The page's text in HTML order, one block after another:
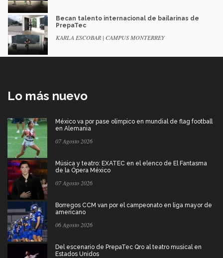
Becan talento internacional de bailarinas de
PrepaTec
KARLA ESCOBAR | CAMPUS MONTERREY
Lo más nuevo
México va por pase olímpico en mundial de flag football
en Alemania
07 Agosto 2026
Música y teatro: EXATEC en el elenco de El Fantasma
de la Ópera México
07 Agosto 2026
Borregos CCM van por el campeonato en liga mayor de
americano
06 Agosto 2026
Del escenario de PrepaTec Qro al teatro musical en
Estados Unidos